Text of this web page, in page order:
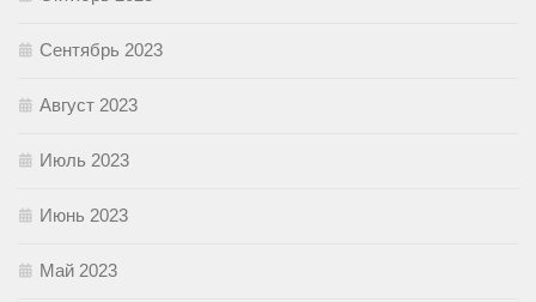
Сентябрь 2023
Август 2023
Июль 2023
Июнь 2023
Май 2023